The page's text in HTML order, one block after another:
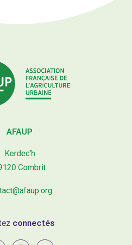
AFAUP
Kerdec’h
Combrit
connectés